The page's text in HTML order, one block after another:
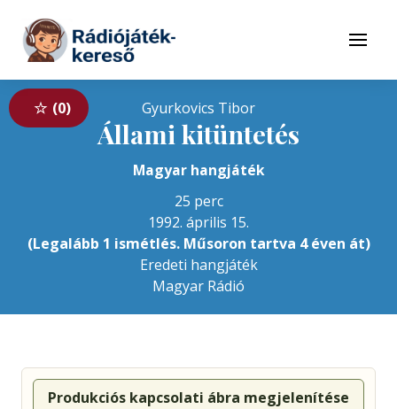
Tovább a tartalomhoz
Menü
0 Gyurkovics Tibor
Állami kitüntetés
Magyar hangjáték
25 perc
1992. április 15.
(Legalább 1 ismétlés. Műsoron tartva 4 éven át)
Eredeti hangjáték
Magyar Rádió
Produkciós kapcsolati ábra megjelenítése